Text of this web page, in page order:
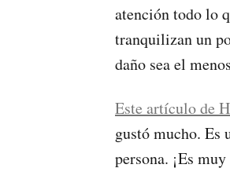
atención todo lo
tranquilizan un
daño sea el
Este artículo de
gustó mucho. Es
persona. ¡Es